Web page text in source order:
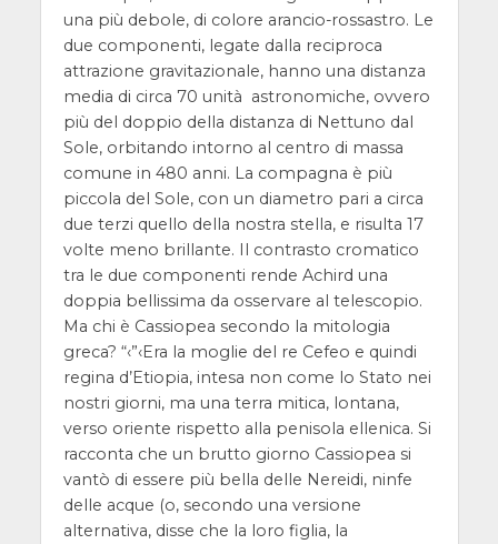
una più debole, di colore arancio-rossastro. Le
due componenti, legate dalla reciproca
attrazione gravitazionale, hanno una distanza
media di circa 70 unità astronomiche, ovvero
più del doppio della distanza di Nettuno dal
Sole, orbitando intorno al centro di massa
comune in 480 anni. La compagna è più
piccola del Sole, con un diametro pari a circa
due terzi quello della nostra stella, e risulta 17
volte meno brillante. Il contrasto cromatico
tra le due componenti rende Achird una
doppia bellissima da osservare al telescopio.
Ma chi è Cassiopea secondo la mitologia
greca? “‹”‹Era la moglie del re Cefeo e quindi
regina d’Etiopia, intesa non come lo Stato nei
nostri giorni, ma una terra mitica, lontana,
verso oriente rispetto alla penisola ellenica. Si
racconta che un brutto giorno Cassiopea si
vantò di essere più bella delle Nereidi, ninfe
delle acque (o, secondo una versione
alternativa, disse che la loro figlia, la